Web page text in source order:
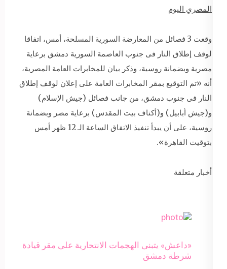
المصري اليوم
وقعت 3 فصائل من المعارضة السورية المسلحة، أمس، اتفاقا
لوقف إطلاق النار فى جنوب العاصمة السورية دمشق برعاية
مصرية وبضمانة روسية، وذكر بيان للمخابرات العامة المصرية،
أنه «تم التوقيع بمقر المخابرات العامة على إعلان لوقف إطلاق
النار فى جنوب دمشق، من جانب فصائل (جيش الإسلام)
و(جيش أبابيل) و(أكناف بيت المقدس) برعاية مصر وبضمانة
روسية، على أن يبدأ تنفيذ الاتفاق الساعة الـ 12 ظهر أمس
بتوقيت القاهرة».
أخبار متعلقة
«داعش» يتبنى الهجمات الانتحارية على مقر قيادة
شرطة دمشق